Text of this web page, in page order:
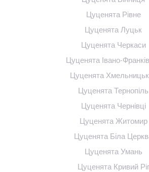
Цуценята Рівне
Цуценята Луцьк
Цуценята Черкаси
Цуценята Івано-
Цуценята
Цуценята Тернопіль
Цуценята Чернівці
Цуценята Житомир
Цуценята Біла
Цуценята Умань
Цуценята Кривий Ріг